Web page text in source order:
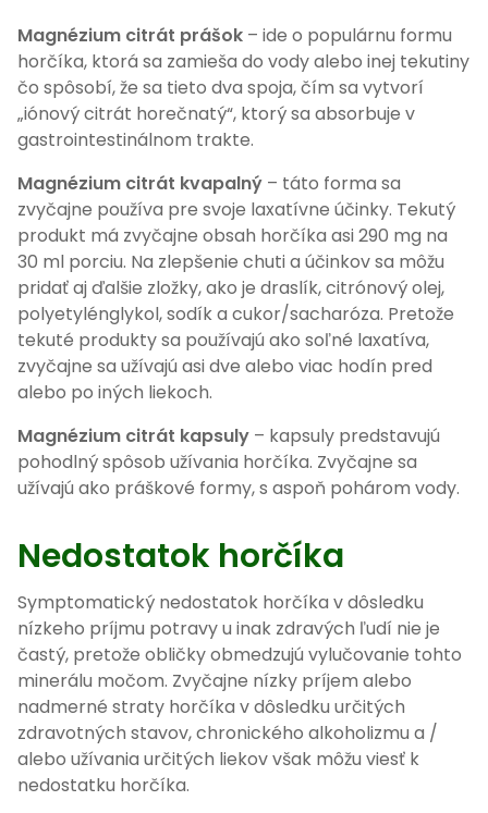
Magnézium citrát prášok – ide o populárnu formu
horčíka, ktorá sa zamieša do vody alebo inej tekutiny
čo spôsobí, že sa tieto dva spoja, čím sa vytvorí
„iónový citrát horečnatý“, ktorý sa absorbuje v
gastrointestinálnom trakte.
Magnézium citrát kvapalný – táto forma sa
zvyčajne používa pre svoje laxatívne účinky. Tekutý
produkt má zvyčajne obsah horčíka asi 290 mg na
30 ml porciu. Na zlepšenie chuti a účinkov sa môžu
pridať aj ďalšie zložky, ako je draslík, citrónový olej,
polyetylénglykol, sodík a cukor/sacharóza. Pretože
tekuté produkty sa používajú ako soľné laxatíva,
zvyčajne sa užívajú asi dve alebo viac hodín pred
alebo po iných liekoch.
Magnézium citrát kapsuly – kapsuly predstavujú
pohodlný spôsob užívania horčíka. Zvyčajne sa
užívajú ako práškové formy, s aspoň pohárom vody.
Nedostatok horčíka
Symptomatický nedostatok horčíka v dôsledku
nízkeho príjmu potravy u inak zdravých ľudí nie je
častý, pretože obličky obmedzujú vylučovanie tohto
minerálu močom. Zvyčajne nízky príjem alebo
nadmerné straty horčíka v dôsledku určitých
zdravotných stavov, chronického alkoholizmu a /
alebo užívania určitých liekov však môžu viesť k
nedostatku horčíka.